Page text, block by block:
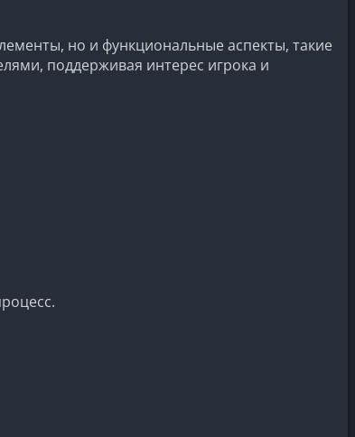
но и функциональные аспекты, такие
поддерживая интерес игрока и